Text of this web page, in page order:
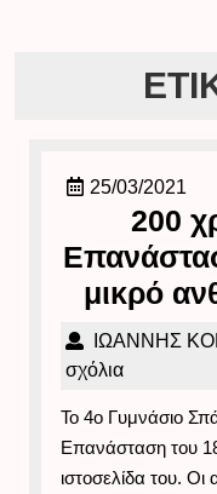
25/03/2021
200
μικρό
ΙΩΑΝΝΗΣ
σχόλια
Το 4ο Γυμνάσιο
Επανάσταση του
ιστοσελίδα του.